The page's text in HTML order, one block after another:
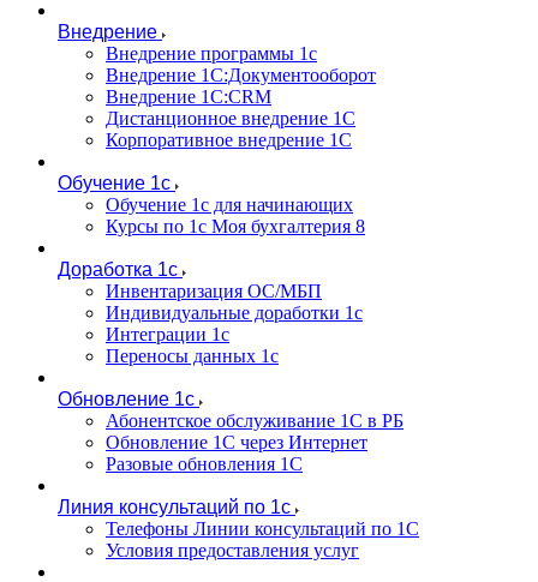
Внедрение
Внедрение программы 1с
Внедрение 1С:Документооборот
Внедрение 1С:CRM
Дистанционное внедрение 1С
Корпоративное внедрение 1С
Обучение 1с
Обучение 1с для начинающих
Курсы по 1с Моя бухгалтерия 8
Доработка 1с
Инвентаризация ОС/МБП
Индивидуальные доработки 1с
Интеграции 1с
Переносы данных 1с
Обновление 1с
Абонентское обслуживание 1С в РБ
Обновление 1С через Интернет
Разовые обновления 1С
Линия консультаций по 1с
Телефоны Линии консультаций по 1С
Условия предоставления услуг